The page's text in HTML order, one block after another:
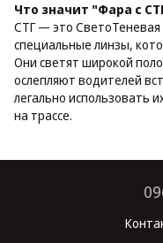
Что значит "Фара с
СТГ — это
специальные линзы,
Они светят широкой
ослепляют водителей
легально использовать
на трассе.